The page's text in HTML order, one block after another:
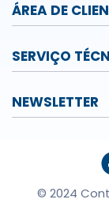
ÁREA DE
SERVIÇO
NEWSLETTER
© 2024